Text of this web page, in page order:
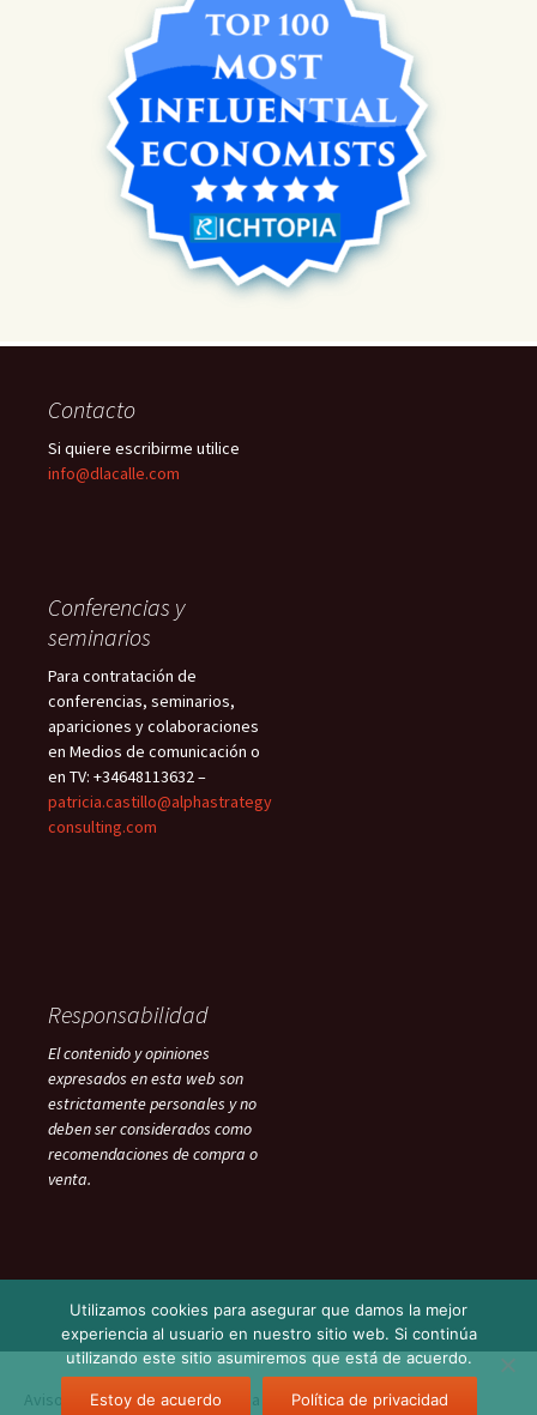
Contacto
Si quiere escribirme utilice
info@dlacalle.com
Conferencias y
seminarios
Para contratación de
conferencias, seminarios,
apariciones y colaboraciones
en Medios de comunicación o
en TV: +34648113632 –
patricia.castillo@alphastrategy
consulting.com
Responsabilidad
El contenido y opiniones
expresados en esta web son
estrictamente personales y no
deben ser considerados como
recomendaciones de compra o
venta.
Aviso Legal Funciona gracias a WordPress
Utilizamos cookies para asegurar que damos la mejor
experiencia al usuario en nuestro sitio web. Si continúa
utilizando este sitio asumiremos que está de acuerdo.
Estoy de acuerdo Política de privacidad